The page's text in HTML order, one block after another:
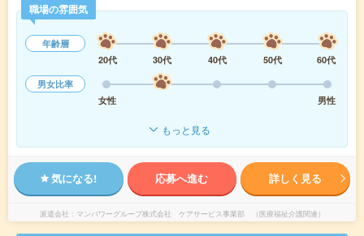
職場の雰囲気
年齢層
20代
30代 40代 50代
60代
男女比率
女性
男性
もっと見る
気になる! 応募へ進む 詳しく見る
派遣会社 マンパワーグループ株式会社 ケアサービス事業部 （医療福祉介護関連）